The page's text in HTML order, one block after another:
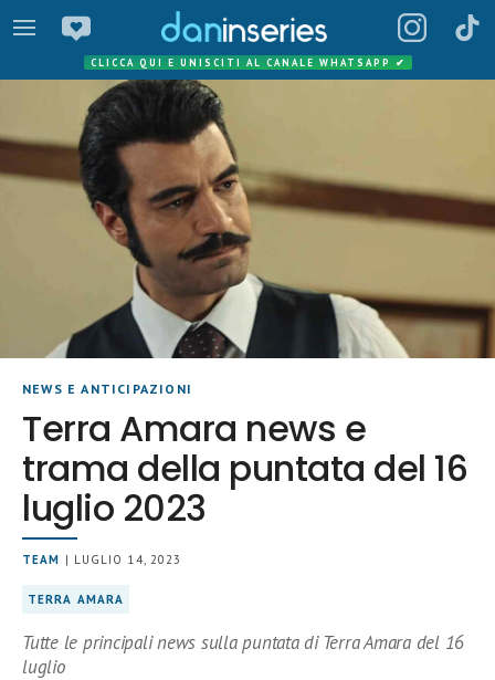
CLICCA QUI E UNISCITI AL CANALE WHATSAPP ✔
NEWS E ANTICIPAZIONI
Terra Amara news e
trama della puntata del 16
luglio 2023
TEAM | LUGLIO 14, 2023
TERRA AMARA
Tutte le principali news sulla puntata di Terra Amara del 16
luglio